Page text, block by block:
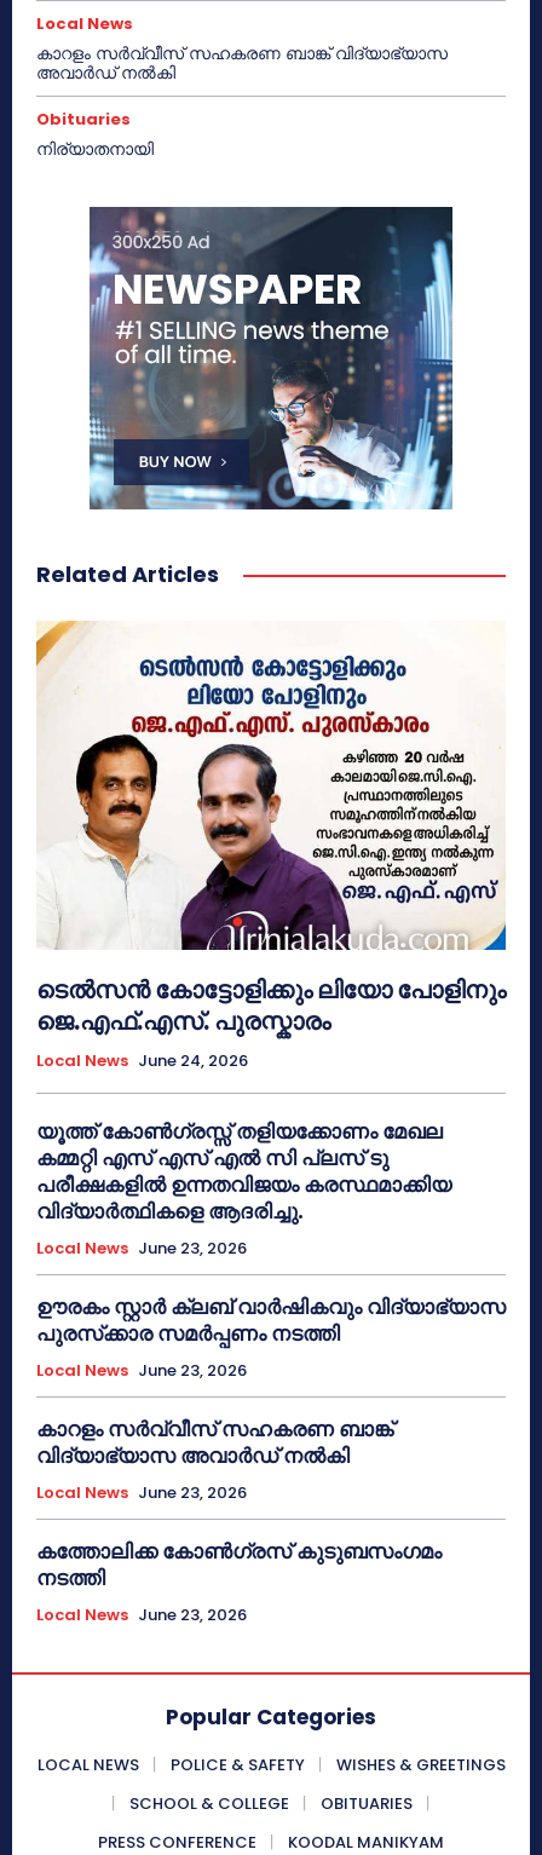
Local News
കാറളം സർവ്വീസ് സഹകരണ ബാങ്ക് വിദ്യാഭ്യാസ
അവാർഡ് നൽകി
Obituaries
നിര്യാതനായി
Related Articles
ടെൽസൻ കോട്ടോളിക്കും ലിയോ പോളിനും
ജെ.എഫ്.എസ്. പുരസ്കാരം
Local News June 24, 2026
യൂത്ത് കോൺഗ്രസ്സ് തളിയക്കോണം മേഖല
കമ്മറ്റി എസ് എസ് എൽ സി പ്ലസ് ടു
പരീക്ഷകളിൽ ഉന്നതവിജയം കരസ്ഥമാക്കിയ
വിദ്യാർത്ഥികളെ ആദരിച്ചു.
Local News June 23, 2026
ഊരകം സ്റ്റാർ ക്ലബ് വാർഷികവും വിദ്യാഭ്യാസ
പുരസ്‌ക്കാര സമർപ്പണം നടത്തി
Local News June 23, 2026
കാറളം സർവ്വീസ് സഹകരണ ബാങ്ക്
വിദ്യാഭ്യാസ അവാർഡ് നൽകി
Local News June 23, 2026
കത്തോലിക്ക കോൺഗ്രസ് കുടുബസംഗമം
നടത്തി
Local News June 23, 2026
Popular Categories
LOCAL NEWS POLICE & SAFETY
WISHES & GREETINGS
SCHOOL & COLLEGE
OBITUARIES
PRESS CONFERENCE
KOODAL MANIKYAM